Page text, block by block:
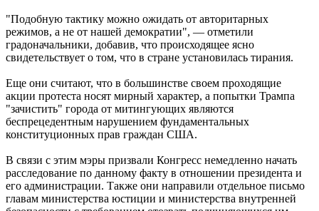
"Подобную тактику можно ожидать от авторитарных
режимов, а не от нашей демократии", — отметили
градоначальники, добавив, что происходящее ясно
свидетельствует о том, что в стране установилась тирания.
Еще они считают, что в большинстве своем проходящие
акции протеста носят мирный характер, а попытки Трампа
"зачистить" города от митингующих являются
беспрецедентным нарушением фундаментальных
конституционных прав граждан США.
В связи с этим мэры призвали Конгресс немедленно начать
расследование по данному факту в отношении президента и
его администрации. Также они направили отдельное письмо
главам министерства юстиции и министерства внутренней